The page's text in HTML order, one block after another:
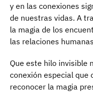
y en las conexiones
de nuestras vidas. A
la magia de los
las relaciones
Que este hilo invisible
conexión especial que
reconocer la magia